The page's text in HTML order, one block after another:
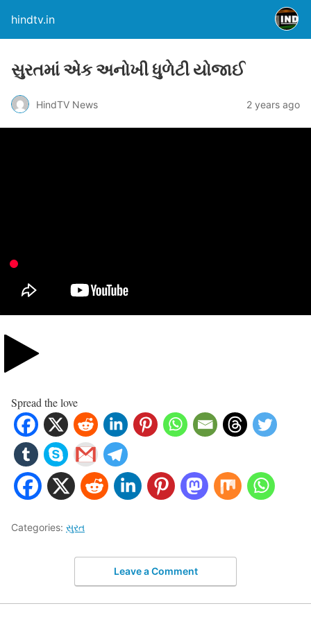
hindtv.in
સુરતમાં એક અનોખી ધુળેટી યોજાઈ
HindTV News 2 years ago
Spread the love
Categories: સુરત
Leave a Comment